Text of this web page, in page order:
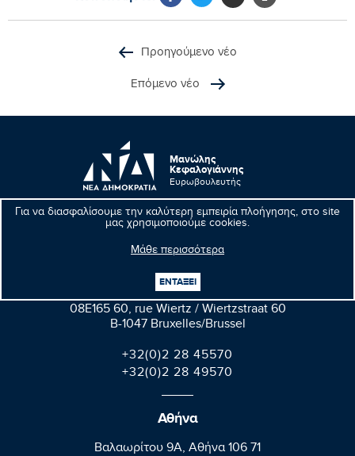
Για να διασφαλίσουμε την καλύτερη εμπειρία πλοήγησης, στο site
μας χρησιμοποιούμε cookies.
Μάθε περισσότερα
ΕΝΤΑΞΕΙ
Προηγούμενο νέο
Επόμενο νέο
Μανώλης
Κεφαλογιάννης
Ευρωβουλευτής
Parlement européen Bât. Altiero Spinelli
08E165 60, rue Wiertz / Wiertzstraat 60
B-1047 Bruxelles/Brussel
+32(0)2 28 45570
+32(0)2 28 49570
Αθήνα
Βαλαωρίτου 9A, Aθήνα 106 71